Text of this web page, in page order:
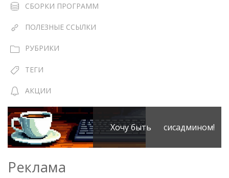
СБОРКИ ПРОГРАММ
ПОЛЕЗНЫЕ ССЫЛКИ
РУБРИКИ
ТЕГИ
АКЦИИ
Хочу быть сисадмином!
Реклама